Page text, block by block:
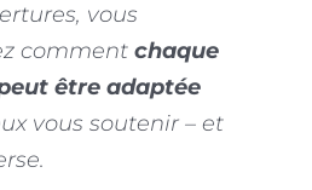
vous
comment chaque
être adaptée
vous soutenir – et